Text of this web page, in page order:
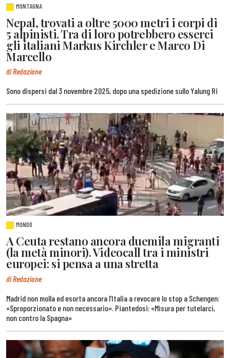
MONTAGNA
Nepal, trovati a oltre 5000 metri i corpi di
5 alpinisti. Tra di loro potrebbero esserci
gli italiani Markus Kirchler e Marco Di
Marcello
di Redazione
Sono dispersi dal 3 novembre 2025, dopo una spedizione sullo Yalung Ri
MONDO
A Ceuta restano ancora duemila migranti
(la metà minori). Videocall tra i ministri
europei: si pensa a una stretta
di Redazione
Madrid non molla ed esorta ancora l’Italia a revocare lo stop a Schengen:
«Sproporzionato e non necessario». Piantedosi: «Misura per tutelarci,
non contro la Spagna»